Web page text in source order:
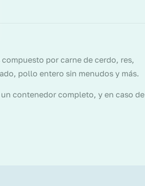
por carne de cerdo, res,
pollo entero sin menudos y más.
contenedor completo, y en caso de